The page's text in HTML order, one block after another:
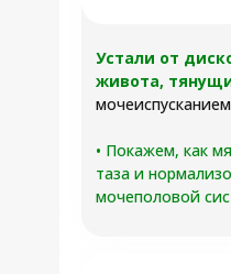
Устали от
живота,
мочеиспусканием
• Покажем, как
таза и
мочеполовой